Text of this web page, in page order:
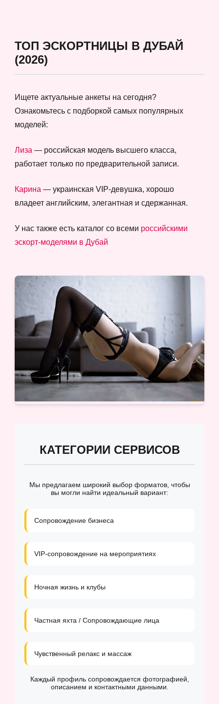
ТОП ЭСКОРТНИЦЫ В ДУБАЙ
(2026)
Ищете актуальные анкеты на сегодня?
Ознакомьтесь с подборкой самых популярных
моделей:
Лиза — российская модель высшего класса,
работает только по предварительной записи.
Карина — украинская VIP-девушка, хорошо
владеет английским, элегантная и сдержанная.
У нас также есть каталог со всеми российскими
эскорт-моделями в Дубай
КАТЕГОРИИ СЕРВИСОВ
Мы предлагаем широкий выбор форматов, чтобы
вы могли найти идеальный вариант:
Сопровождение бизнеса
VIP-сопровождение на мероприятиях
Ночная жизнь и клубы
Частная яхта / Сопровождающие лица
Чувственный релакс и массаж
Каждый профиль сопровождается фотографией,
описанием и контактными данными.